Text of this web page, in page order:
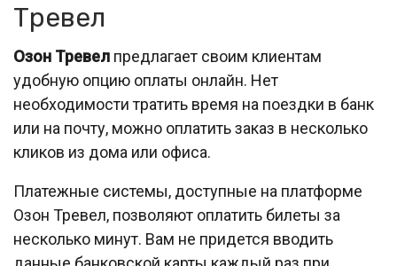
Тревел
Озон Тревел предлагает своим клиентам
удобную опцию оплаты онлайн. Нет
необходимости тратить время на поездки в банк
или на почту, можно оплатить заказ в несколько
кликов из дома или офиса.
Платежные системы, доступные на платформе
Озон Тревел, позволяют оплатить билеты за
несколько минут. Вам не придется вводить